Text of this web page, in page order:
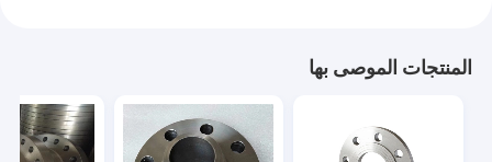
المنتجات الموصى بها